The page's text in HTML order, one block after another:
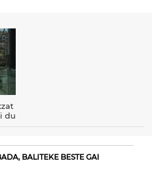
du
BALITEKE BESTE GAI